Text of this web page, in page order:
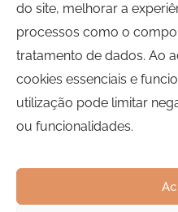
do site, melhorar a
processos como o
tratamento de dados. Ao
cookies essenciais e
utilização pode limitar
ou funcionalidades.
Contactos
Largo Sebastião Martins
Horário:Segunda a